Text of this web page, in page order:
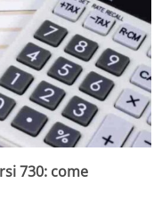
730: come